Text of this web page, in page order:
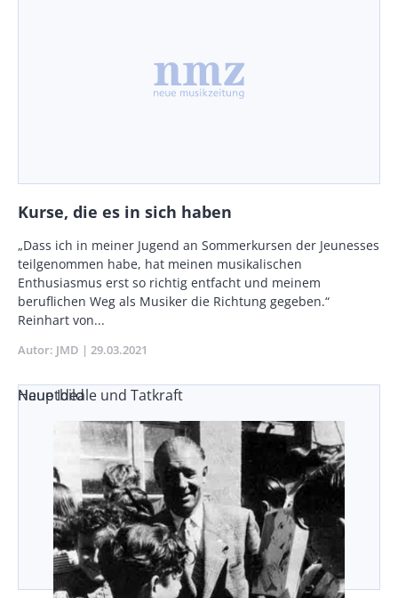
Kurse, die es in sich haben
Body
„Dass ich in meiner Jugend an Sommerkursen der Jeunesses
teilgenommen habe, hat meinen musikalischen
Enthusiasmus erst so richtig entfacht und meinem
beruflichen Weg als Musiker die Richtung gegeben.“
Reinhart von...
Autor JMD Publikationsdatum
29.03.2021
Neue Ideale und Tatkraft
Hauptbild